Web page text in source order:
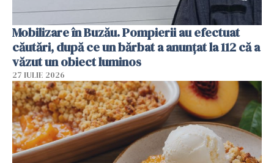
Mobilizare în Buzău. Pompierii au efectuat
căutări, după ce un bărbat a anunțat la 112 că a
văzut un obiect luminos
27 IULIE 2026